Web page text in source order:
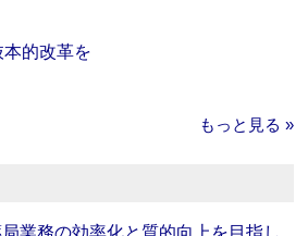
的改革を
もっと見る »